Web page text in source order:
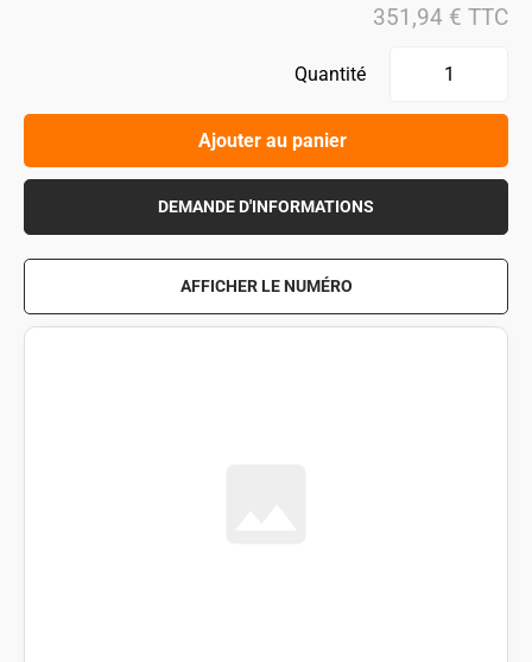
351,94 € TTC
Quantité
Ajouter au panier
DEMANDE D'INFORMATIONS
AFFICHER LE NUMÉRO